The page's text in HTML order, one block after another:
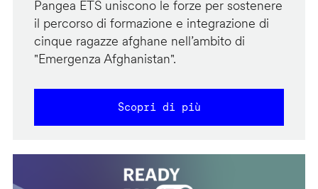
Pangea ETS uniscono le forze per sostenere
il percorso di formazione e integrazione di
cinque ragazze afghane nell’ambito di
"Emergenza Afghanistan".
Scopri di più